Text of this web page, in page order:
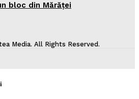
bloc din Mărăţei
Media. All Rights Reserved.